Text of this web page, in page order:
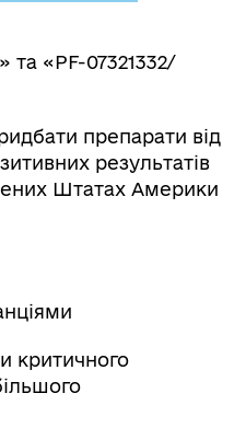
та «PF-07321332/
препарати від
результатів
Штатах Америки
критичного